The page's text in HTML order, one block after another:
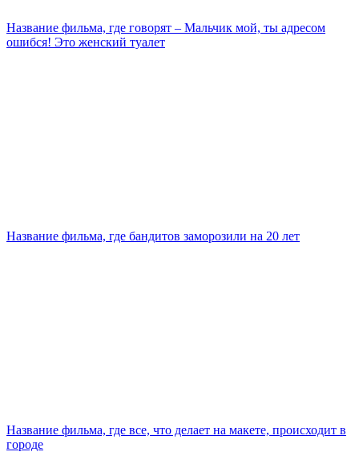
Название фильма, где говорят – Мальчик мой, ты адресом
ошибся! Это женский туалет
Название фильма, где бандитов заморозили на 20 лет
Название фильма, где все, что делает на макете, происходит в
городе